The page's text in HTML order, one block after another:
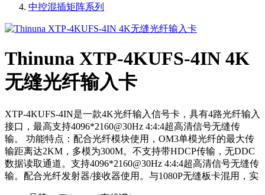
中控混插矩阵系列
Thinuna XTP-4KUFS-4IN 4K
无缝光纤输入卡
XTP-4KUFS-4IN是一款4K光纤输入信号卡，具有4路光纤输入
接口，最高支持4096*2160@30Hz 4:4:4超高清信号无缝传
输。 功能特点：配合光纤模块使用，OM3单模光纤的最大传
输距离达2KM，多模为300M。不支持带HDCP传输，无DDC
数据读取通道。支持4096*2160@30Hz 4:4:4超高清信号无缝传
输。配合光纤发射器/接收器使用。与1080P无缝板卡混用，实